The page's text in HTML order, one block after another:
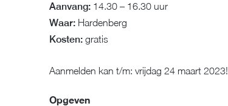
Aanvang: 14.30 – 16.30 uur
Waar: Hardenberg
Kosten: gratis
Aanmelden kan t/m: vrijdag 24 maart 2023!
Opgeven